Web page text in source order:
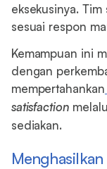
eksekusinya.
sesuai respon
Kemampuan ini
dengan
mempertahankan
satisfaction
sediakan.